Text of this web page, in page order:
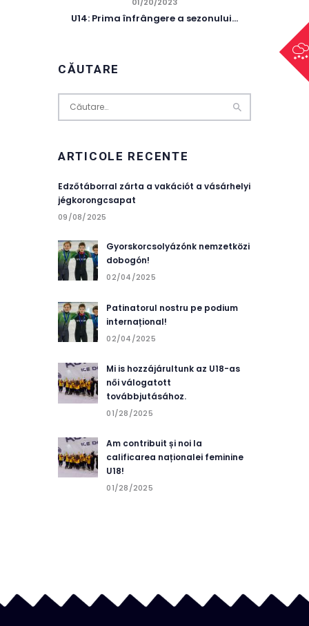
U14: Prima înfrângere a sezonului…
CĂUTARE
după:
ARTICOLE RECENTE
Edzőtáborral zárta a vakációt a vásárhelyi
jégkorongcsapat
09/08/2025
Gyorskorcsolyázónk nemzetközi
dobogón!
02/04/2025
Patinatorul nostru pe podium
internațional!
02/04/2025
Mi is hozzájárultunk az U18-as
női válogatott
továbbjutásához.
01/28/2025
Am contribuit și noi la
calificarea naționalei feminine
U18!
01/28/2025